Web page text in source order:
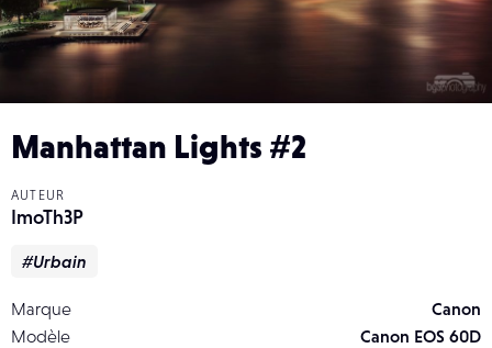
Manhattan Lights #2
AUTEUR
ImoTh3P
#Urbain
Marque
Canon
Modèle
Canon EOS 60D